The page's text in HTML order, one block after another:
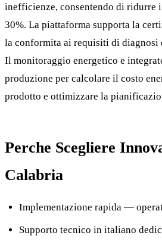
inefficienze, consentendo di ridurre
30%. La piattaforma supporta la
la conformita ai requisiti di diagnosi
Il monitoraggio energetico e
produzione per calcolare il costo
prodotto e ottimizzare la
Perche Scegliere
Calabria
Implementazione rapida —
Supporto tecnico in italiano